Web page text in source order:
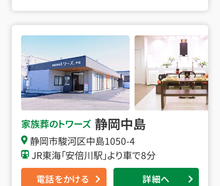
家族葬のトワーズ 静岡中島
静岡市駿河区中島1050-4
JR東海「安倍川駅」より車で8分
電話をかける 詳細へ